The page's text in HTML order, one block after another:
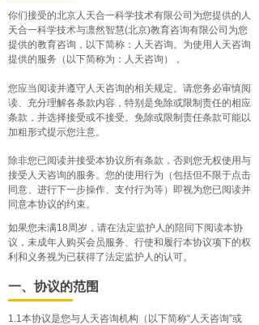
你们接受的北京人天合一科学技术有限公司为您提供的人
天合一科学技术与凛然智慧(北京)教育咨询有限公司为您
提供的教育咨询，以下简称：人天咨询。为使用人天咨询
提供的服务（以下简称为：人天咨询），
您应当阅读并遵守人天咨询的相关规定。请您务必审慎阅
读、充分理解各条款内容，特别是免除或限制责任的相应
条款，并选择接受或不接受。免除或限制责任条款可能以
加粗形式提示您注意。
除非您已阅读并接受本协议所有条款，否则您无权使用与
接受人天咨询的服务。您的使用行为（包括但不限于点击
同意、进行下一步操作、支付行为等）即视为您已阅读并
同意本协议的约束。
如果您未满18周岁，请在法定监护人的陪同下阅读本协
议，未成年人购买会员服务、行使和履行本协议项下的权
利和义务视为已获得了法定监护人的认可。
一、协议的范围
1.1本协议是您与人天咨询机构（以下简称“人天咨询”或